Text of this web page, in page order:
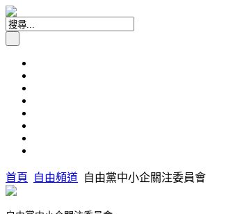
首頁 自由頻道 自由黨中小企關注委員會